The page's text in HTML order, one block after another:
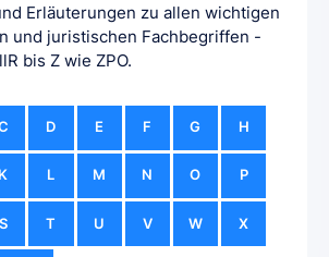
Erläuterungen zu allen wichtigen
und juristischen Fachbegriffen -
bis Z wie ZPO.
D E F G H
K L M N O P
S T U V W X